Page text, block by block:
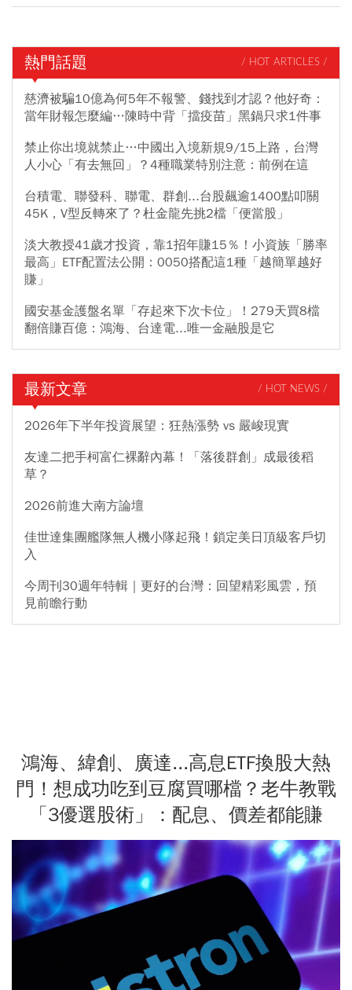
熱門話題 / HOT ARTICLES /
慈濟被騙10億為何5年不報警、錢找到才認？他好奇：
當年財報怎麼編…陳時中背「擋疫苗」黑鍋只求1件事
禁止你出境就禁止…中國出入境新規9/15上路，台灣
人小心「有去無回」？4種職業特別注意：前例在這
台積電、聯發科、聯電、群創...台股飆逾1400點叩關
45K，V型反轉來了？杜金龍先挑2檔「便當股」
淡大教授41歲才投資，靠1招年賺15％！小資族「勝率
最高」ETF配置法公開：0050搭配這1種「越簡單越好
賺」
國安基金護盤名單「存起來下次卡位」！279天買8檔
翻倍賺百億：鴻海、台達電...唯一金融股是它
最新文章 / HOT NEWS /
2026年下半年投資展望：狂熱漲勢 vs 嚴峻現實
友達二把手柯富仁裸辭內幕！「落後群創」成最後稻
草？
2026前進大南方論壇
佳世達集團艦隊無人機小隊起飛！鎖定美日頂級客戶切
入
今周刊30週年特輯｜更好的台灣：回望精彩風雲，預
見前瞻行動
鴻海、緯創、廣達...高息ETF換股大熱
門！想成功吃到豆腐買哪檔？老牛教戰
「3優選股術」：配息、價差都能賺